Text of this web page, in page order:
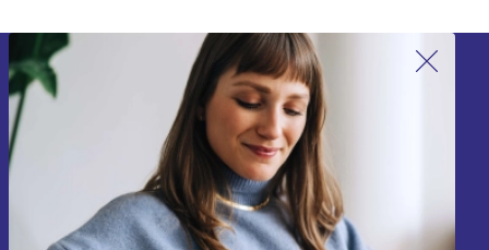
Piesakieties mūsu jaunumu
saņemšanai!
Nekad vairs nepalaidiet garām nevienu
piedāvājumu.